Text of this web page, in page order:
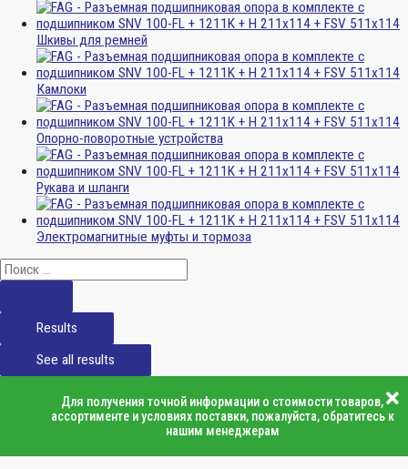
Шкивы для ремней
Камлоки
Опорно-поворотные устройства
Рукава и шланги
Электромагнитные муфты и тормоза
Results
See all results
Для получения точной информации о стоимости товаров,
ассортименте и условиях поставки, пожалуйста, обратитесь к
нашим менеджерам